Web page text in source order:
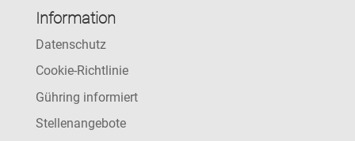
Information
Datenschutz
Cookie-Richtlinie
Gühring informiert
Stellenangebote